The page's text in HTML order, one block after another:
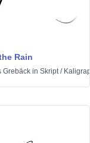
Rain
Grebäck in Skript/